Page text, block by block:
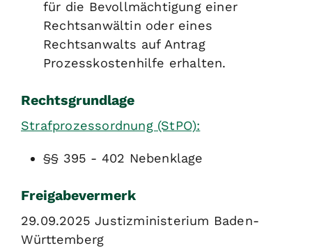
für die Bevollmächtigung einer
Rechtsanwältin oder eines
Rechtsanwalts auf Antrag
Prozesskostenhilfe erhalten.
Rechtsgrundlage
Strafprozessordnung (StPO):
§§ 395 - 402 Nebenklage
Freigabevermerk
29.09.2025 Justizministerium Baden-
Württemberg